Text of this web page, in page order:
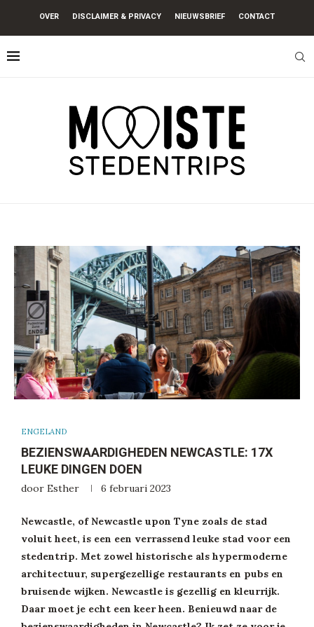
OVER DISCLAIMER & PRIVACY NIEUWSBRIEF CONTACT
ENGELAND
BEZIENSWAARDIGHEDEN NEWCASTLE: 17X
LEUKE DINGEN DOEN
door Esther 6 februari 2023
Newcastle, of Newcastle upon Tyne zoals de stad
voluit heet, is een een verrassend leuke stad voor een
stedentrip. Met zowel historische als hypermoderne
architectuur, supergezellige restaurants en pubs en
bruisende wijken. Newcastle is gezellig en kleurrijk.
Daar moet je echt een keer heen. Benieuwd naar de